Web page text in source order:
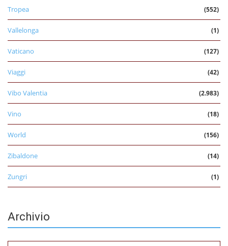
Tropea (552)
Vallelonga (1)
Vaticano (127)
Viaggi (42)
Vibo Valentia (2.983)
Vino (18)
World (156)
Zibaldone (14)
Zungri (1)
Archivio